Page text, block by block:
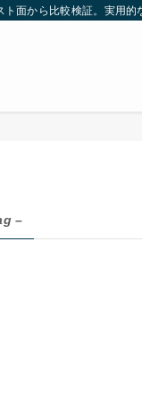
面から比較検証。実用的
–